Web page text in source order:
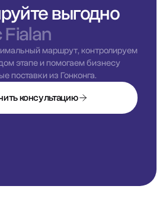
выгодно
маршрут, контролируем
этапе и помогаем бизнесу
поставки из Гонконга.
консультацию